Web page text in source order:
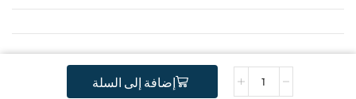
إضافة إلى السلة
Copyright © 2026Developped by Djafri idir
Copyright Gstractor
.